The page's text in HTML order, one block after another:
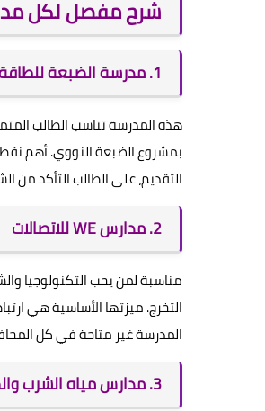
شرح مفصل لكل
1. مدرسة الضبعة للطاقة النووية
هذه المدرسة تناسب الطالب
بمشروع الضبعة النووي. أهم
التقديم، على الطالب التأكد من
2. مدارس WE للاتصالات
مناسبة لمن يحب التكنولوجيا
التخرج. ميزتها الأساسية هي
المدرسة غير متاحة في كل
3. مدارس مياه الشرب والصرف الصحي